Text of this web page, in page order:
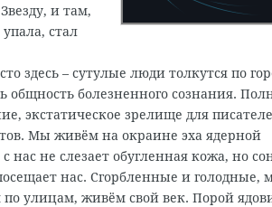
и там,
упала, стал
здесь – сутулые люди толкутся по
общность болезненного сознания.
экстатическое зрелище для
Мы живём на окраине эха ядерной
нас не слезает обугленная кожа, но
нас. Сгорбленные и голодные,
по улицам, живём свой век. Порой